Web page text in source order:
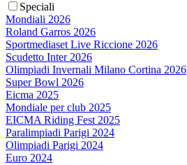
Speciali
Mondiali 2026
Roland Garros 2026
Sportmediaset Live Riccione 2026
Scudetto Inter 2026
Olimpiadi Invernali Milano Cortina 2026
Super Bowl 2026
Eicma 2025
Mondiale per club 2025
EICMA Riding Fest 2025
Paralimpiadi Parigi 2024
Olimpiadi Parigi 2024
Euro 2024